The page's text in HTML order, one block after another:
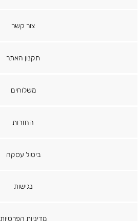
צור קשר
תקנון האתר
משלוחים
החזרות
ביטול עסקה
נגישות
מדיניות הפרטיות